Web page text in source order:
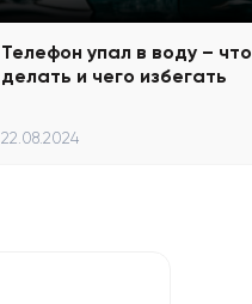
Телефон упал в воду – что
делать и чего избегать
22.08.2024